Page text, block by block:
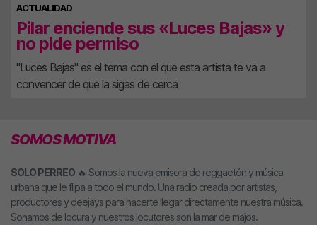
ACTUALIDAD
Pilar enciende sus «Luces Bajas» y
no pide permiso
"Luces Bajas" es el tema con el que esta artista te va a
convencer de que la sigas de cerca
SOMOS MOTIVA
SOLO PERREO 🔥 Somos la nueva emisora de reggaetón y música
urbana que le flipa a todo el mundo. Una radio creada por artistas,
productores y deejays para hacerte llegar directamente nuestra música.
Sonamos de locura y nuestros locutores son la mar de majos.